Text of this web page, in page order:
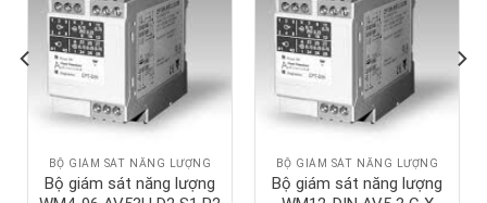
BỘ GIÁM SÁT NĂNG LƯỢNG
Bộ giám sát năng lượng
BỘ GIÁM SÁT NĂNG LƯỢNG
Bộ giám sát năng lượng